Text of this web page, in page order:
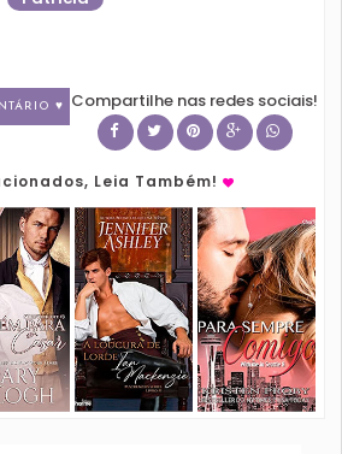
♥ Compartilhe nas redes sociais!
Leia Também!